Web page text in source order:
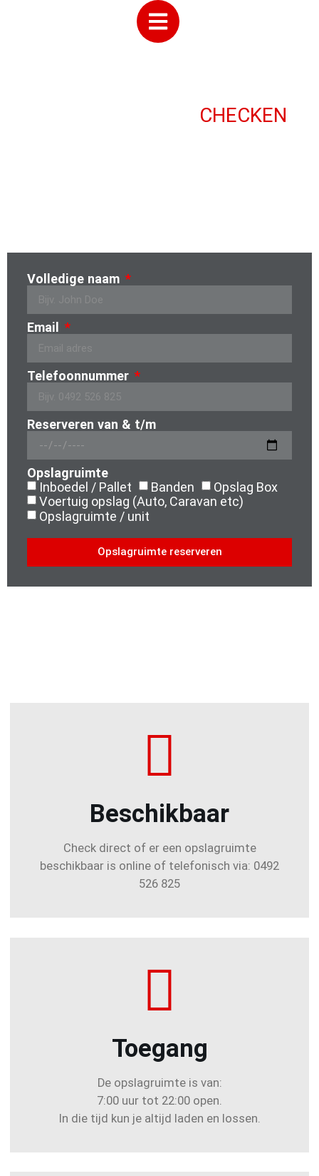
CHECKEN
Volledige naam
Email
Telefoonnummer
Reserveren van & t/m
Opslagruimte
Inboedel / Pallet
Banden
Opslag Box
Voertuig opslag (Auto, Caravan etc)
Opslagruimte / unit
Opslagruimte reserveren
Beschikbaar
Check direct of er een opslagruimte
beschikbaar is online of telefonisch via: 0492
526 825
Toegang
De opslagruimte is van:
7:00 uur tot 22:00 open.
In die tijd kun je altijd laden en lossen.